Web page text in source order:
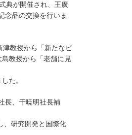
典が開催され、王廣
念品の交換を行いま
教授から「新たなビ
教授から「老舗に見
た。
長、干暁明社長補
、研究開発と国際化